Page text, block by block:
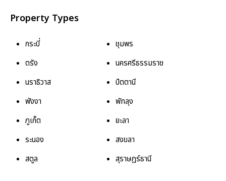
Property Types
กระบี่
ชุมพร
ตรัง
นครศรีธรรมราช
นราธิวาส
ปัตตานี
พังงา
พัทลุง
ภูเก็ต
ยะลา
ระนอง
สงขลา
สตูล
สุราษฎร์ธานี